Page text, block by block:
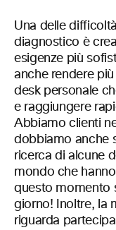
Una delle
diagnostico è
esigenze più
anche rendere
desk personale
e raggiungere
Abbiamo clienti
dobbiamo anche
ricerca di alcune
mondo che
questo momento
giorno! Inoltre, la
riguarda